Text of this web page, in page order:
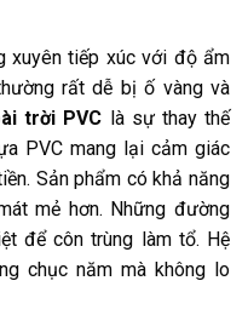
xuyên tiếp xúc với độ ẩm
rất dễ bị ố vàng và
trời PVC là sự thay thế
PVC mang lại cảm giác
Sản phẩm có khả năng
mẻ hơn. Những đường
để côn trùng làm tổ. Hệ
chục năm mà không lo